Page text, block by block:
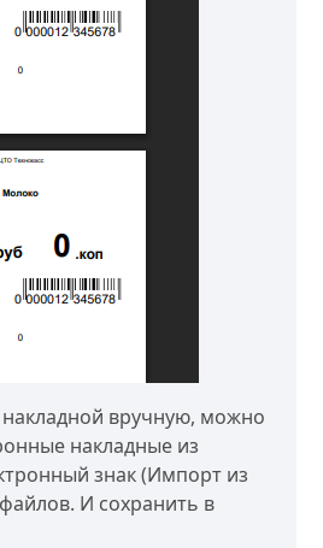
вручную, можно
накладные из
знак (Импорт из
И сохранить в